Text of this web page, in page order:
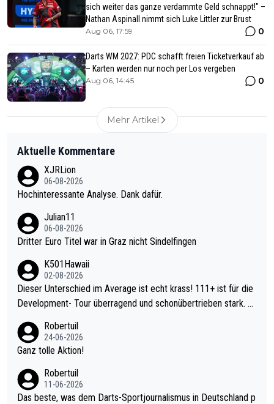
sich weiter das ganze verdammte Geld schnappt!" –
Nathan Aspinall nimmt sich Luke Littler zur Brust
Aug 06, 17:59 0
Darts WM 2027: PDC schafft freien Ticketverkauf ab
– Karten werden nur noch per Los vergeben
Aug 06, 14:45 0
Mehr Artikel
Aktuelle Kommentare
XJRLion
06-08-2026
Hochinteressante Analyse. Dank dafür.
Julian11
06-08-2026
Dritter Euro Titel war in Graz nicht Sindelfingen
K501Hawaii
02-08-2026
Dieser Unterschied im Average ist echt krass! 111+ ist für die
Development- Tour überragend und schonübertrieben stark. U
mal 40+ erst recht. Da gewinnst keinen Blumentopf - ist ja noc
h krasser wie ein Pokalspiel eines Kreisligisten vs einem Bund
Robertuil
24-06-2026
Ganz tolle Aktion!
Robertuil
11-06-2026
Das beste, was dem Darts-Sportjournalismus in Deutschland p